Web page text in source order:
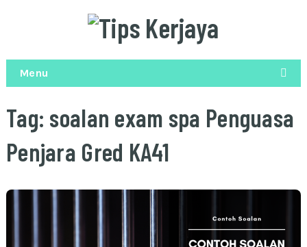
Menu
Tag: soalan exam spa Penguasa
Penjara Gred KA41